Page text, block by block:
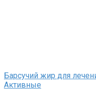
Барсучий жир для
Активные